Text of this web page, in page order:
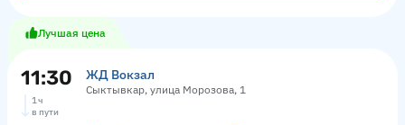
Лучшая цена
11:30 ЖД Вокзал
Сыктывкар, улица Морозова, 1
1 ч
в пути